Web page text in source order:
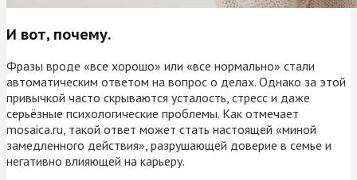
И вот, почему.
Фразы вроде «все хорошо» или «все нормально» стали
автоматическим ответом на вопрос о делах. Однако за этой
привычкой часто скрываются усталость, стресс и даже
серьёзные психологические проблемы. Как отмечает
mosaica.ru, такой ответ может стать настоящей «миной
замедленного действия», разрушающей доверие в семье и
негативно влияющей на карьеру.